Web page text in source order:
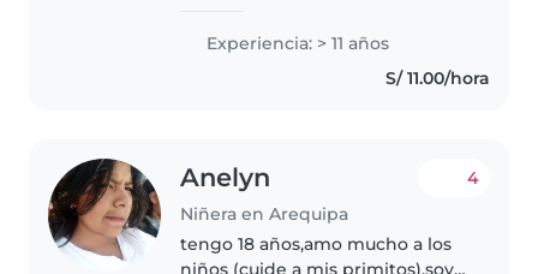
divertida y paciente. Tengo un
bachillerato académico con
Experiencia: > 11 años
S/ 11.00/hora
Anelyn
Niñera en Arequipa
4
tengo 18 años,amo mucho a los
niños (cuide a mis primitos),soy